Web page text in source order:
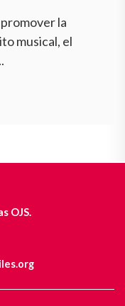
la
musical, el
OJS.